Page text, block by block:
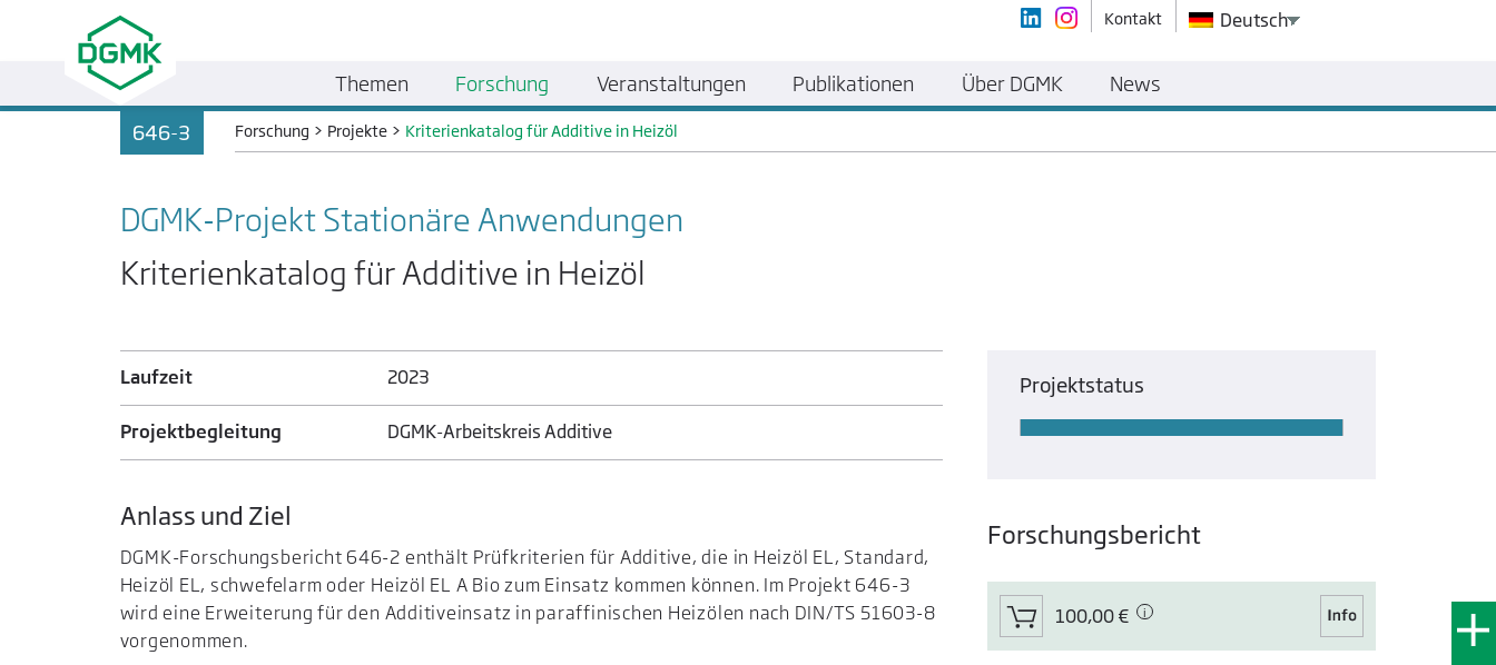
646-3 Forschung > Projekte > Kriterienkatalog für Additive in Heizöl
DGMK-Projekt Stationäre Anwendungen
Kriterienkatalog für Additive in Heizöl
Laufzeit 2023
Projektbegleitung DGMK-Arbeitskreis Additive
Anlass und Ziel
DGMK-Forschungsbericht 646-2 enthält Prüfkriterien für Additive, die in Heizöl EL, Standard,
Heizöl EL, schwefelarm oder Heizöl EL A Bio zum Einsatz kommen können. Im Projekt 646-3
wird eine Erweiterung für den Additiveinsatz in paraffinischen Heizölen nach DIN/TS 51603-8
vorgenommen.
Projektstatus
Forschungsbericht
100,00 €
Kontakt Deutsch
Themen Forschung Veranstaltungen Publikationen Über DGMK News